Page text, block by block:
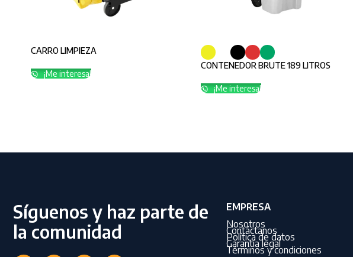
CARRO LIMPIEZA
¡Me interesa!
CONTENEDOR BRUTE 189 LITROS
¡Me interesa!
Síguenos y haz parte de
la comunidad
EMPRESA
Nosotros
Contáctanos
Política de datos
Garantía legal
Términos y condiciones